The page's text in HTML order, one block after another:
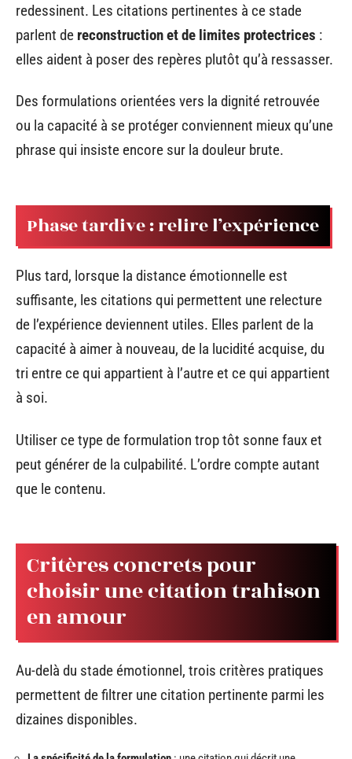
redessinent. Les citations pertinentes à ce stade
parlent de reconstruction et de limites protectrices :
elles aident à poser des repères plutôt qu’à ressasser.
Des formulations orientées vers la dignité retrouvée
ou la capacité à se protéger conviennent mieux qu’une
phrase qui insiste encore sur la douleur brute.
Phase tardive : relire l’expérience
Plus tard, lorsque la distance émotionnelle est
suffisante, les citations qui permettent une relecture
de l’expérience deviennent utiles. Elles parlent de la
capacité à aimer à nouveau, de la lucidité acquise, du
tri entre ce qui appartient à l’autre et ce qui appartient
à soi.
Utiliser ce type de formulation trop tôt sonne faux et
peut générer de la culpabilité. L’ordre compte autant
que le contenu.
Critères concrets pour
choisir une citation trahison
en amour
Au-delà du stade émotionnel, trois critères pratiques
permettent de filtrer une citation pertinente parmi les
dizaines disponibles.